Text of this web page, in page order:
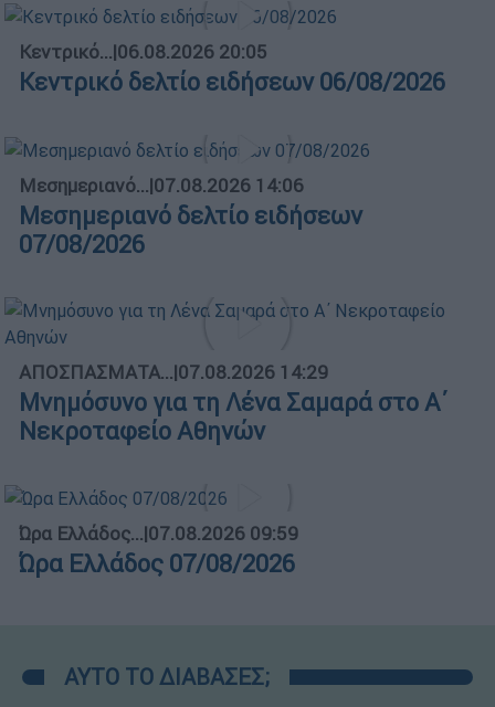
Κεντρικό...|06.08.2026 20:05
Κεντρικό δελτίο ειδήσεων 06/08/2026
Μεσημεριανό...|07.08.2026 14:06
Μεσημεριανό δελτίο ειδήσεων
07/08/2026
ΑΠΟΣΠΑΣΜΑΤΑ...|07.08.2026 14:29
Μνημόσυνο για τη Λένα Σαμαρά στο Α΄
Νεκροταφείο Αθηνών
Ώρα Ελλάδος...|07.08.2026 09:59
Ώρα Ελλάδος 07/08/2026
ΑΥΤΟ ΤΟ ΔΙΑΒΑΣΕΣ;